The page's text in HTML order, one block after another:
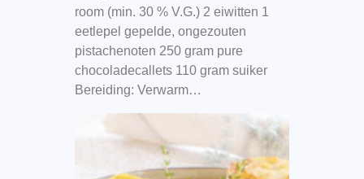
room (min. 30 % V.G.) 2 eiwitten 1
eetlepel gepelde, ongezouten
pistachenoten 250 gram pure
chocoladecallets 110 gram suiker
Bereiding: Verwarm…